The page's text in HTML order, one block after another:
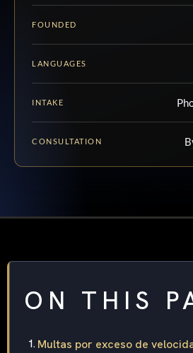
FOUNDED
LANGUAGES
INTAKE
CONSULTATION
ON THIS
Multas por exceso de